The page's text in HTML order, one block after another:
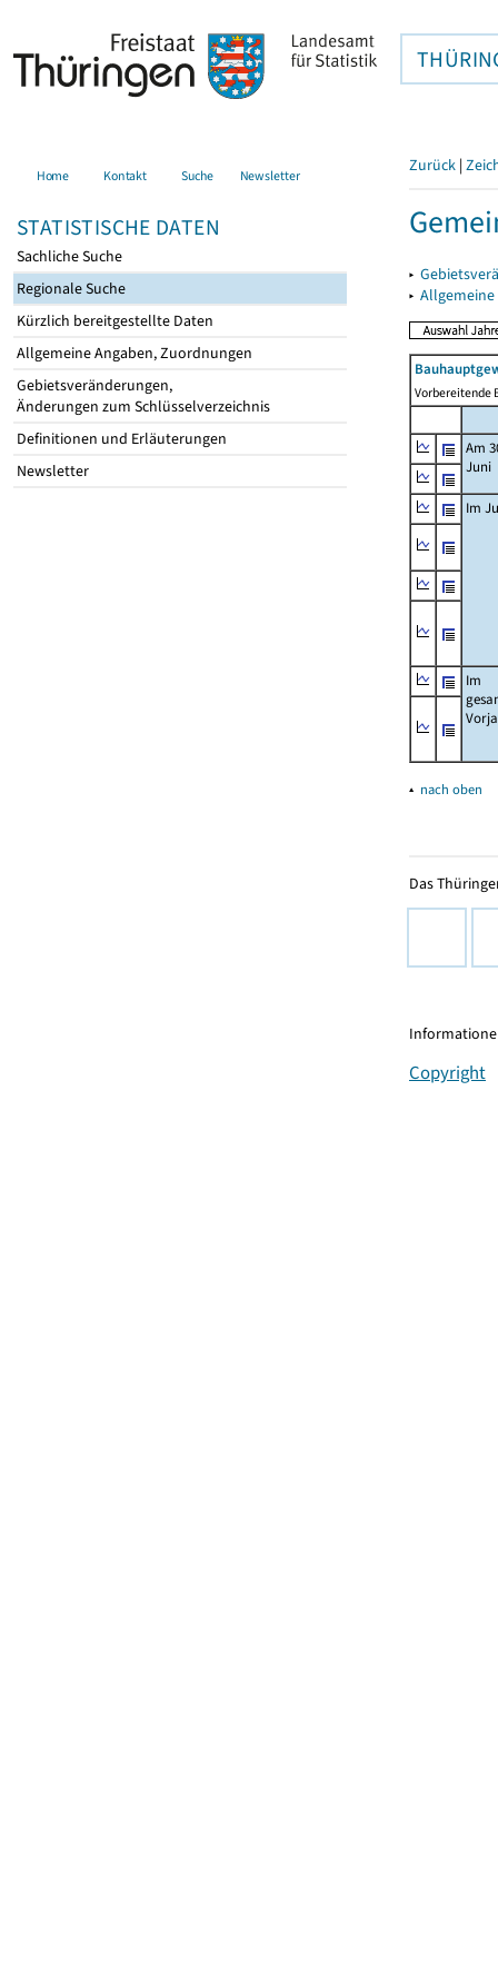
Home Kontakt Suche Newsletter
STATISTISCHE DATEN
Sachliche Suche
Regionale Suche
Kürzlich bereitgestellte Daten
Allgemeine Angaben, Zuordnungen
Gebietsveränderungen,
Änderungen zum Schlüsselverzeichnis
Definitionen und Erläuterungen
Newsletter
Zurück |
▸
▸
Vorbereitende
Am
Juni
Im
Im
▴ nach oben
Das
Copyright